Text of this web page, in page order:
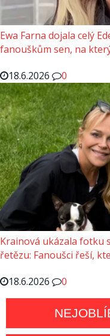
Ewa Farna dojala celý
fanouškům sen, na
18.6.2026
0
Krainová ukázala fotku
řetězu: Fanoušci řeší,
18.6.2026
0